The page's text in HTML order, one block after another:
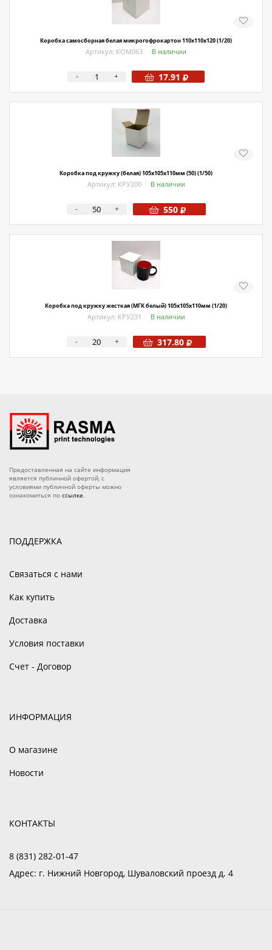
Коробка самосборная белая микрогофрокартон 110х110х120 (1/20)
Артикул: КОМ063 В наличии
- + 17.91
Коробка под кружку (белая) 105х105х110мм (50) (1/50)
Артикул: КРУ200 В наличии
- + 550
Коробка под кружку жесткая (МГК белый) 105х105х110мм (1/20)
Артикул: КРУ231 В наличии
- + 317.80
Предоставленная на сайте информация
является публичной офертой, с
условиями публичной оферты можно
ознакомиться по ссылке.
ПОДДЕРЖКА
Связаться с нами
Как купить
Доставка
Условия поставки
Счет - Договор
ИНФОРМАЦИЯ
О магазине
Новости
КОНТАКТЫ
8 (831) 282-01-47
Адрес: г. Нижний Новгород, Шуваловский проезд д. 4